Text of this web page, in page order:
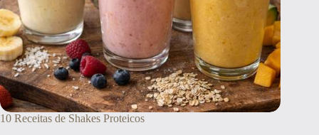
10 Receitas de Shakes Proteicos